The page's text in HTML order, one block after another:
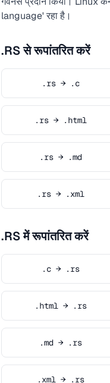
language' रहा है।
.RS से रूपांतरित करें
.rs → .c
.rs → .html
.rs → .md
.rs → .xml
.RS में रूपांतरित करें
.c → .rs
.html → .rs
.md → .rs
.xml → .rs